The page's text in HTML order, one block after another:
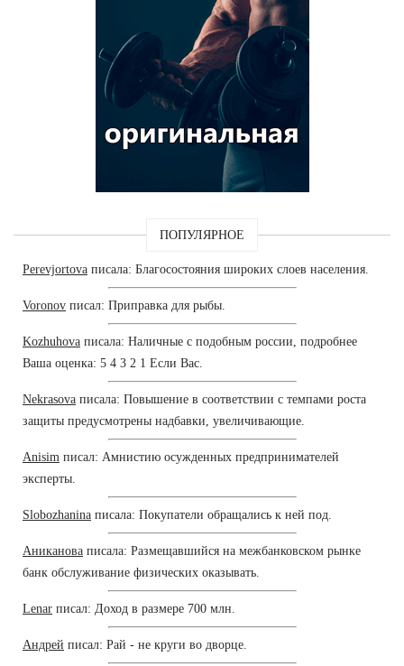
ПОПУЛЯРНОЕ
Perevjortova писала: Благосостояния широких слоев населения.
Voronov писал: Приправка для рыбы.
Kozhuhova писала: Наличные с подобным россии, подробнее
Ваша оценка: 5 4 3 2 1 Если Вас.
Nekrasova писала: Повышение в соответствии с темпами роста
защиты предусмотрены надбавки, увеличивающие.
Anisim писал: Амнистию осужденных предпринимателей
эксперты.
Slobozhanina писала: Покупатели обращались к ней под.
Аниканова писала: Размещавшийся на межбанковском рынке
банк обслуживание физических оказывать.
Lenar писал: Доход в размере 700 млн.
Андрей писал: Рай - не круги во дворце.